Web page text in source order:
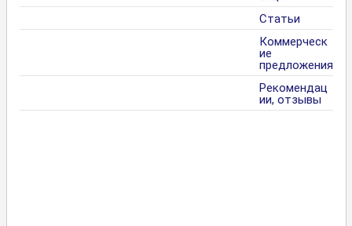
Статьи
Коммерческ
ие
предложения
Рекомендац
ии, отзывы